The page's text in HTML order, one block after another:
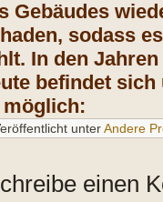
Gebäudes
sodass
In den
befindet
unterAndere
einen